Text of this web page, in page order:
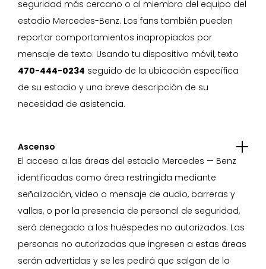
seguridad más cercano o al miembro del equipo del
estadio Mercedes-Benz. Los fans también pueden
reportar comportamientos inapropiados por
mensaje de texto: Usando tu dispositivo móvil, texto
470-444-0234 seguido de la ubicación específica
de su estadio y una breve descripción de su
necesidad de asistencia.
Ascenso
El acceso a las áreas del estadio Mercedes — Benz
identificadas como área restringida mediante
señalización, video o mensaje de audio, barreras y
vallas, o por la presencia de personal de seguridad,
será denegado a los huéspedes no autorizados. Las
personas no autorizadas que ingresen a estas áreas
serán advertidas y se les pedirá que salgan de la